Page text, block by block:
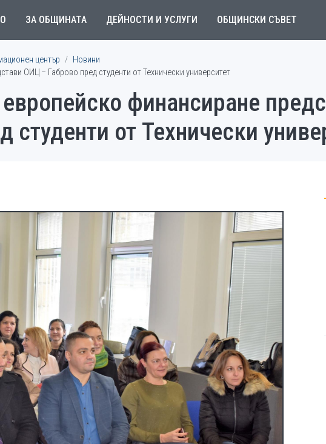
ЗА ОБЩИНАТА ДЕЙНОСТИ И УСЛУГИ ОБЩИНСКИ СЪВЕТ
център
Новини
ОИЦ – Габрово пред студенти от Технически университет
финансиране
от Технически